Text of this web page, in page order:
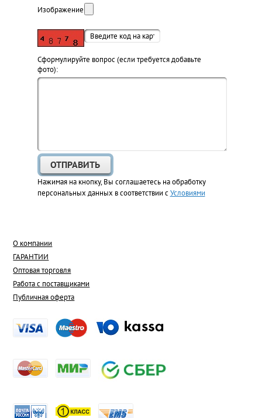
Изображение:
Cформулируйте вопрос (если требуется добавьте
фото):
Нажимая на кнопку, Вы соглашаетесь на обработку
персональных данных в соответствии сУсловиями
О компании
ГАРАНТИИ
Оптовая торговля
Работа с поставщиками
Публичная оферта